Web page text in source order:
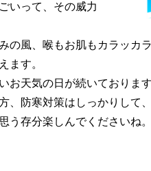
いって、その威力
の風、喉もお肌もカラッカ
ます。
お天気の日が続いておりま
、防寒対策はしっかりして
う存分楽しんでくださいね